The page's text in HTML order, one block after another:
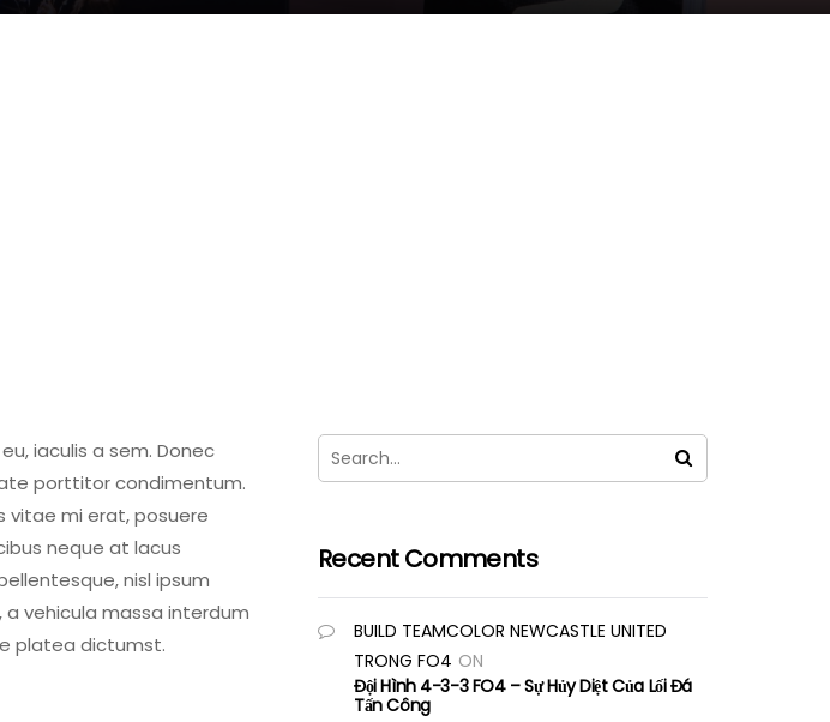
iaculis a sem. Donec
porttitor condimentum.
vitae mi erat, posuere
neque at lacus
nisl ipsum
vehicula massa interdum
platea dictumst.
Recent Comments
BUILD TEAMCOLOR NEWCASTLE UNITED
TRONG FO4 ON
Đội Hình 4-3-3 FO4 – Sự Hủy Diệt Của Lối Đá
Tấn Công